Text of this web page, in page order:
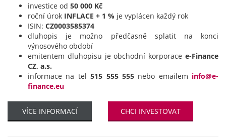
investice od 50 000 Kč
roční úrok INFLACE + 1 % je vyplácen každý rok
ISIN: CZ0003585374
dluhopis je možno předčasně splatit na konci
výnosového období
emitentem dluhopisu je obchodní korporace e-Finance
CZ, a.s.
informace na tel515 555 555nebo emailem info@e-
finance.eu
VÍCE INFORMACÍ CHCI INVESTOVAT